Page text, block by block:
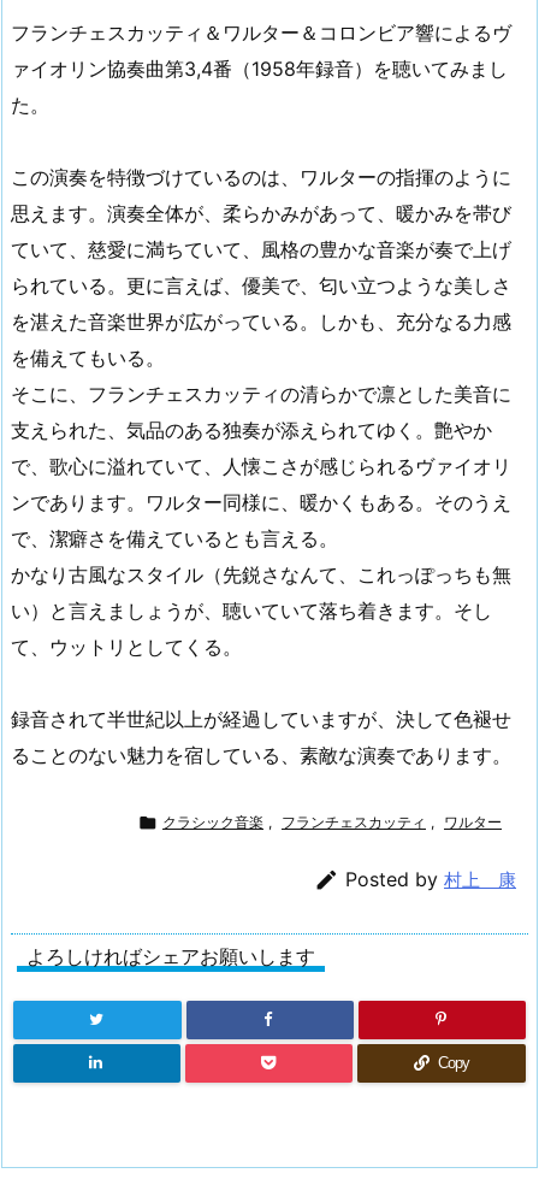
フランチェスカッティ＆ワルター＆コロンビア響によるヴ
ァイオリン協奏曲第3,4番（1958年録音）を聴いてみまし
た。
この演奏を特徴づけているのは、ワルターの指揮のように
思えます。演奏全体が、柔らかみがあって、暖かみを帯び
ていて、慈愛に満ちていて、風格の豊かな音楽が奏で上げ
られている。更に言えば、優美で、匂い立つような美しさ
を湛えた音楽世界が広がっている。しかも、充分なる力感
を備えてもいる。
そこに、フランチェスカッティの清らかで凛とした美音に
支えられた、気品のある独奏が添えられてゆく。艶やか
で、歌心に溢れていて、人懐こさが感じられるヴァイオリ
ンであります。ワルター同様に、暖かくもある。そのうえ
で、潔癖さを備えているとも言える。
かなり古風なスタイル（先鋭さなんて、これっぽっちも無
い）と言えましょうが、聴いていて落ち着きます。そし
て、ウットリとしてくる。
録音されて半世紀以上が経過していますが、決して色褪せ
ることのない魅力を宿している、素敵な演奏であります。
 クラシック音楽 , フランチェスカッティ , ワルター
 Posted by 村上 康
よろしければシェアお願いします
Copy